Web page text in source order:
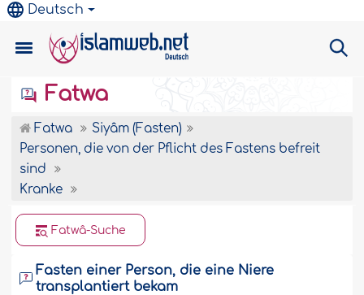
Deutsch
Fatwa
Fatwa
Siyâm (Fasten)
Personen, die von der Pflicht des Fastens befreit
sind
Kranke
Fatwâ-Suche
Fasten einer Person, die eine Niere
transplantiert bekam